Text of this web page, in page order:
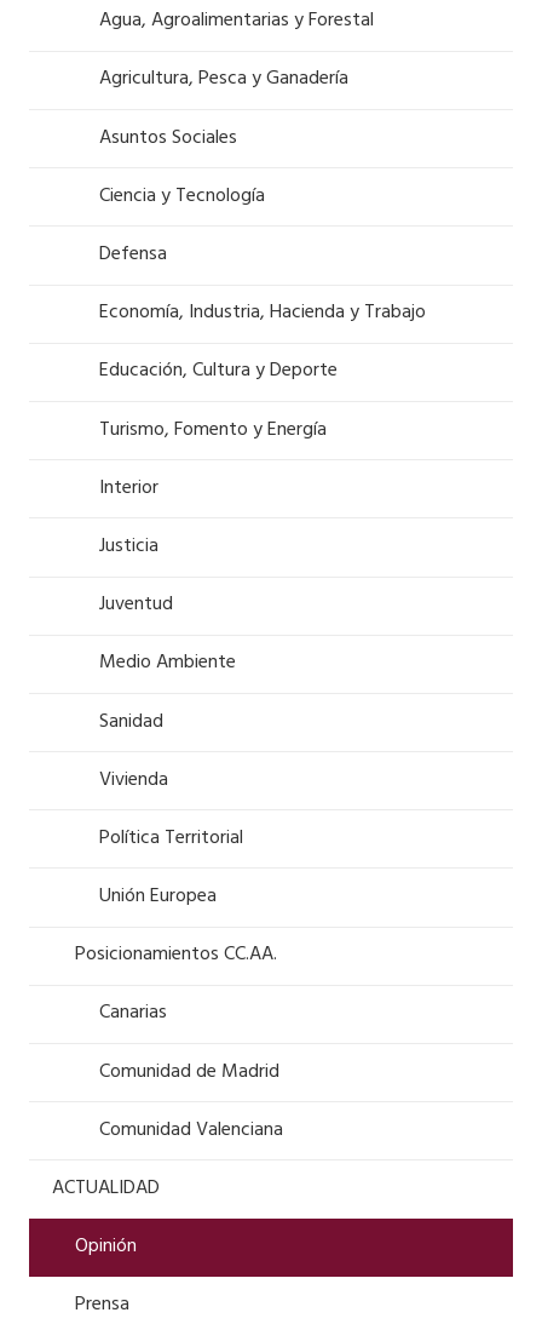
Agua, Agroalimentarias y Forestal
Agricultura, Pesca y Ganadería
Asuntos Sociales
Ciencia y Tecnología
Defensa
Economía, Industria, Hacienda y Trabajo
Educación, Cultura y Deporte
Turismo, Fomento y Energía
Interior
Justicia
Juventud
Medio Ambiente
Sanidad
Vivienda
Política Territorial
Unión Europea
Posicionamientos CC.AA.
Canarias
Comunidad de Madrid
Comunidad Valenciana
ACTUALIDAD
Opinión
Prensa